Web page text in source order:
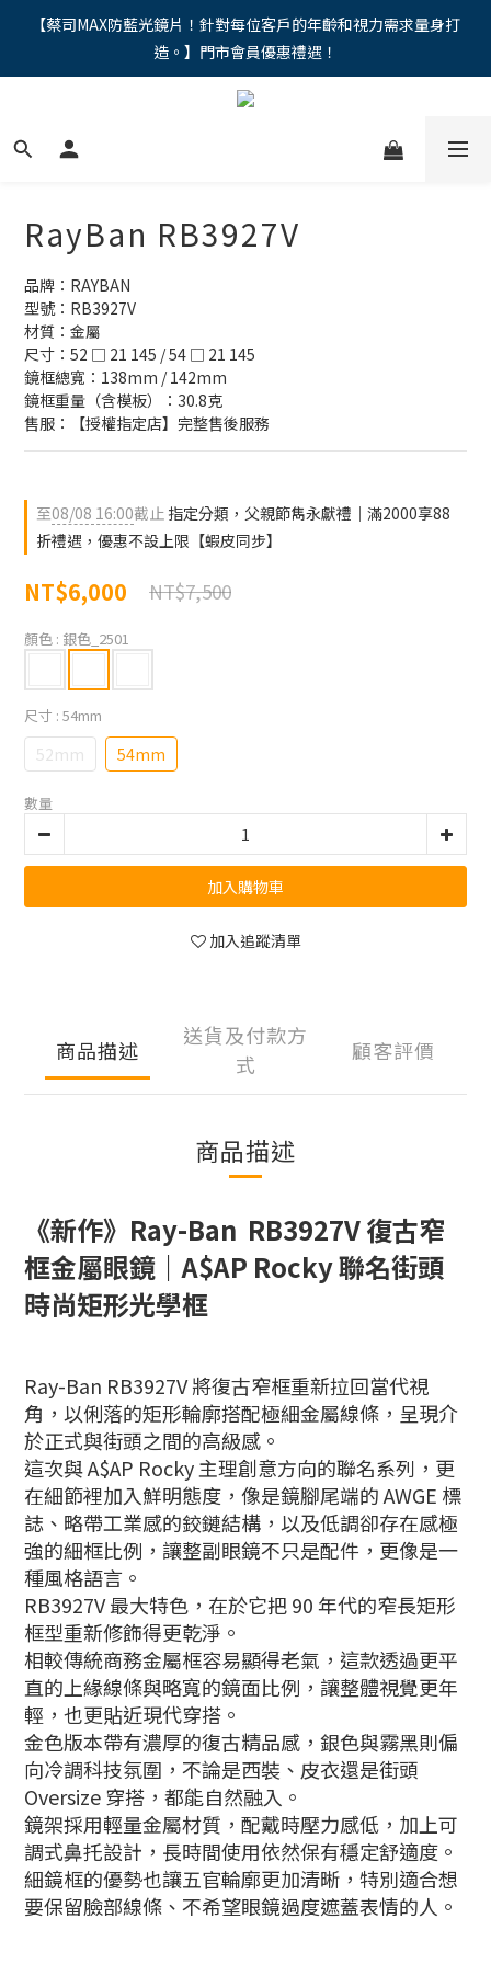
"馬年新章續寫，視界品味進階，限時禮遇 9 折無上限，12期分期
免手續費。。
【蔡司MAX防藍光鏡片！針對每位客戶的年齡和視力需求量身打
造。】門市會員優惠禮遇！
"馬年新章續寫，視界品味進階，限時禮遇 9 折無上限，12期分期
RayBan RB3927V
品牌：RAYBAN
型號：RB3927V
材質：金屬
尺寸：52 □ 21 145 / 54 □ 21 145
鏡框總寬：138mm / 142mm
鏡框重量（含模板）：30.8克
售服：【授權指定店】完整售後服務
至08/08 16:00截止 指定分類，父親節雋永獻禮｜滿2000享88
折禮遇，優惠不設上限【蝦皮同步】
NT$6,000 NT$7,500
顏色 : 銀色_2501
尺寸 : 54mm
52mm 54mm
數量
加入購物車
加入追蹤清單
商品描述
送貨及付款方
式
顧客評價
商品描述
《新作》Ray-Ban RB3927V 復古窄
框金屬眼鏡｜A$AP Rocky 聯名街頭
時尚矩形光學框
Ray-Ban RB3927V 將復古窄框重新拉回當代視
角，以俐落的矩形輪廓搭配極細金屬線條，呈現介
於正式與街頭之間的高級感。
這次與 A$AP Rocky 主理創意方向的聯名系列，更
在細節裡加入鮮明態度，像是鏡腳尾端的 AWGE 標
誌、略帶工業感的鉸鏈結構，以及低調卻存在感極
強的細框比例，讓整副眼鏡不只是配件，更像是一
種風格語言。
RB3927V 最大特色，在於它把 90 年代的窄長矩形
框型重新修飾得更乾淨。
相較傳統商務金屬框容易顯得老氣，這款透過更平
直的上緣線條與略寬的鏡面比例，讓整體視覺更年
輕，也更貼近現代穿搭。
金色版本帶有濃厚的復古精品感，銀色與霧黑則偏
向冷調科技氛圍，不論是西裝、皮衣還是街頭
Oversize 穿搭，都能自然融入。
鏡架採用輕量金屬材質，配戴時壓力感低，加上可
調式鼻托設計，長時間使用依然保有穩定舒適度。
細鏡框的優勢也讓五官輪廓更加清晰，特別適合想
要保留臉部線條、不希望眼鏡過度遮蓋表情的人。